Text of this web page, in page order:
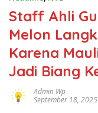
Staff Ahli
Melon
Karena
Jadi Biang
Admin Wp
September 18, 2025